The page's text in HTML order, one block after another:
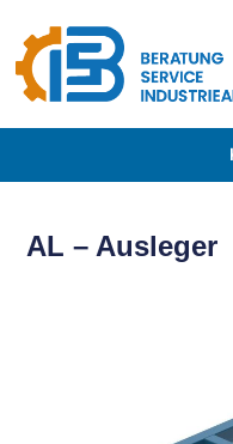
AL – Ausleger